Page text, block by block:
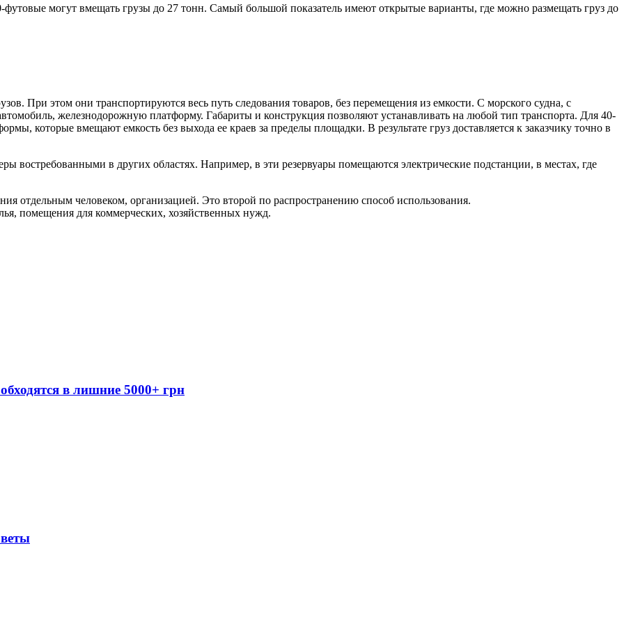
футовые могут вмещать грузы до 27 тонн. Самый большой показатель имеют открытые варианты, где можно размещать груз до
При этом они транспортируются весь путь следования товаров, без перемещения из емкости. С морского судна, с
железнодорожную платформу. Габариты и конструкция позволяют устанавливать на любой тип транспорта. Для 40-
которые вмещают емкость без выхода ее краев за пределы площадки. В результате груз доставляется к заказчику точно в
востребованными в других областях. Например, в эти резервуары помещаются электрические подстанции, в местах, где
отдельным человеком, организацией. Это второй по распространению способ использования.
помещения для коммерческих, хозяйственных нужд.
в лишние 5000+ грн